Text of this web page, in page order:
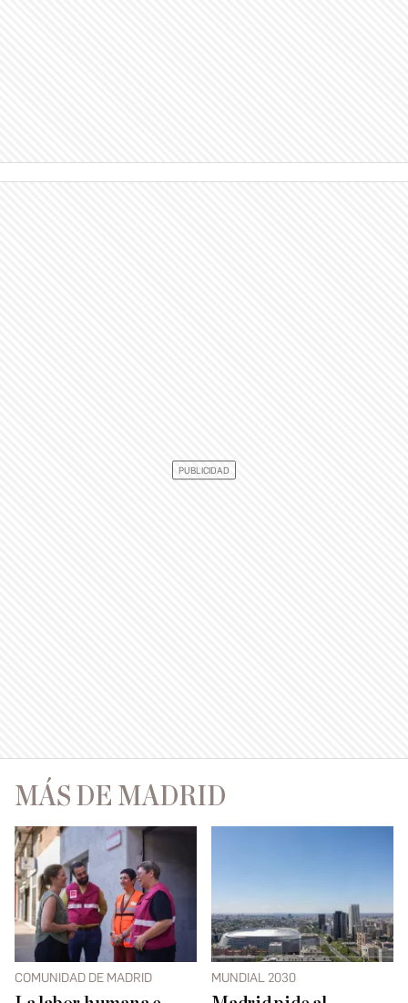
MÁS DE MADRID
COMUNIDAD DE MADRID MUNDIAL 2030